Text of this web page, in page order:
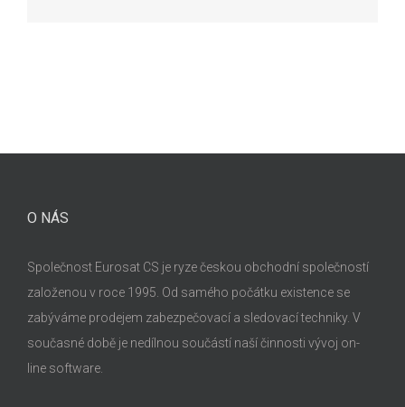
O NÁS
Společnost Eurosat CS je ryze českou obchodní společností
založenou v roce 1995. Od samého počátku existence se
zabýváme prodejem zabezpečovací a sledovací techniky. V
současné době je nedílnou součástí naší činnosti vývoj on-
line software.